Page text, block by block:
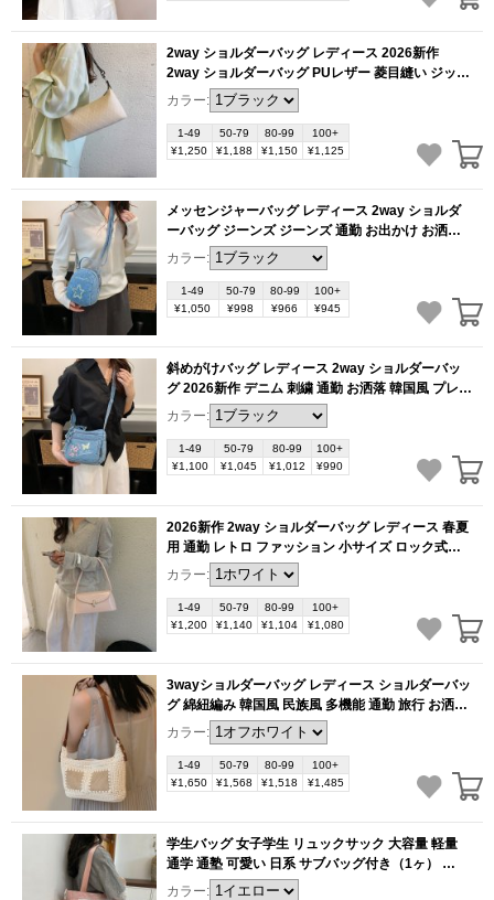
2way ショルダーバッグ レディース 2026新作
2way ショルダーバッグ PUレザー 菱目縫い ジッパ
ー開閉 通勤 お出かけ お洒落 おしゃれ（1ヶ）
(BB6233)
カラー:
1-49 50-79 80-99
100+
¥1,250
¥1,188 ¥1,150 ¥1,125
メッセンジャーバッグ レディース 2way ショルダ
ーバッグ ジーンズ ジーンズ 通勤 お出かけ お洒落
便利 軽量 ファッション（1ヶ）
カラー:
1-49 50-79 80-99
100+
¥1,050
¥998 ¥966 ¥945
斜めがけバッグ レディース 2way ショルダーバッ
グ 2026新作 デニム 刺繍 通勤 お洒落 韓国風 プレゼ
ント（1ヶ） (BB6220)
カラー:
1-49 50-79 80-99
100+
¥1,100
¥1,045 ¥1,012 ¥990
2026新作 2way ショルダーバッグ レディース 春夏
用 通勤 レトロ ファッション 小サイズ ロック式（1
ヶ）
(BB6214)
カラー:
1-49 50-79 80-99
100+
¥1,200
¥1,140 ¥1,104 ¥1,080
3wayショルダーバッグ レディース ショルダーバッ
グ 綿紐編み 韓国風 民族風 多機能 通勤 旅行 お洒落
可愛い（1ヶ） (BB6207)
カラー:
1-49 50-79 80-99
100+
¥1,650
¥1,568 ¥1,518 ¥1,485
学生バッグ 女子学生 リュックサック 大容量 軽量
通学 通塾 可愛い 日系 サブバッグ付き（1ヶ）
(BB6171)
カラー: